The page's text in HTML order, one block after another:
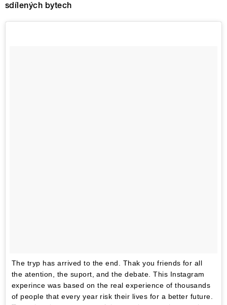
sdílených bytech
The tryp has arrived to the end. Thak you friends for all
the atention, the suport, and the debate. This Instagram
experince was based on the real experience of thousands
of people that every year risk their lives for a better future.